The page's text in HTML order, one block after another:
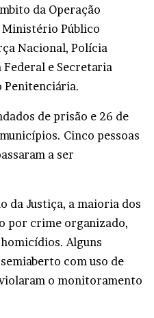
da Operação
Público
Nacional, Polícia
e Secretaria
Penitenciária.
de prisão e 26 de
Cinco pessoas
a ser
da Justiça, a maioria dos
por crime organizado,
Alguns
com uso de
o monitoramento